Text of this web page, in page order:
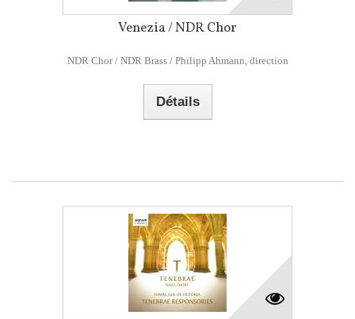
Venezia / NDR Chor
NDR Chor / NDR Brass / Philipp Ahmann, direction
Détails